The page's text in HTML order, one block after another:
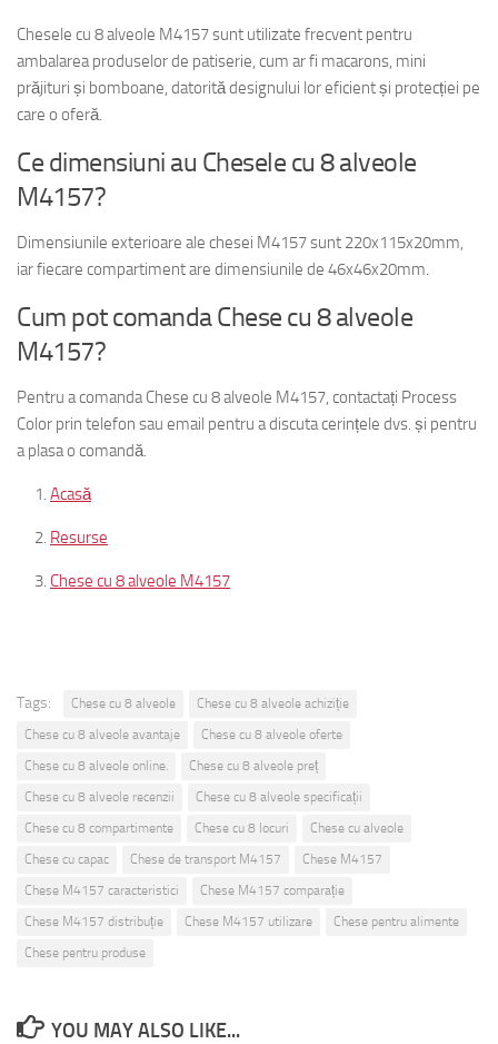
Chesele cu 8 alveole M4157 sunt utilizate frecvent pentru
ambalarea produselor de patiserie, cum ar fi macarons, mini
prăjituri și bomboane, datorită designului lor eficient și protecției pe
care o oferă.
Ce dimensiuni au Chesele cu 8 alveole
M4157?
Dimensiunile exterioare ale chesei M4157 sunt 220x115x20mm,
iar fiecare compartiment are dimensiunile de 46x46x20mm.
Cum pot comanda Chese cu 8 alveole
M4157?
Pentru a comanda Chese cu 8 alveole M4157, contactați Process
Color prin telefon sau email pentru a discuta cerințele dvs. și pentru
a plasa o comandă.
Acasă
Resurse
Chese cu 8 alveole M4157
Tags: Chese cu 8 alveole
Chese cu 8 alveole achiziție
Chese cu 8 alveole avantaje
Chese cu 8 alveole oferte
Chese cu 8 alveole online.
Chese cu 8 alveole preț
Chese cu 8 alveole recenzii
Chese cu 8 alveole specificații
Chese cu 8 compartimente
Chese cu 8 locuri
Chese cu alveole
Chese cu capac
Chese de transport M4157
Chese M4157
Chese M4157 caracteristici
Chese M4157 comparație
Chese M4157 distribuție
Chese M4157 utilizare
Chese pentru alimente
Chese pentru produse
YOU MAY ALSO LIKE...